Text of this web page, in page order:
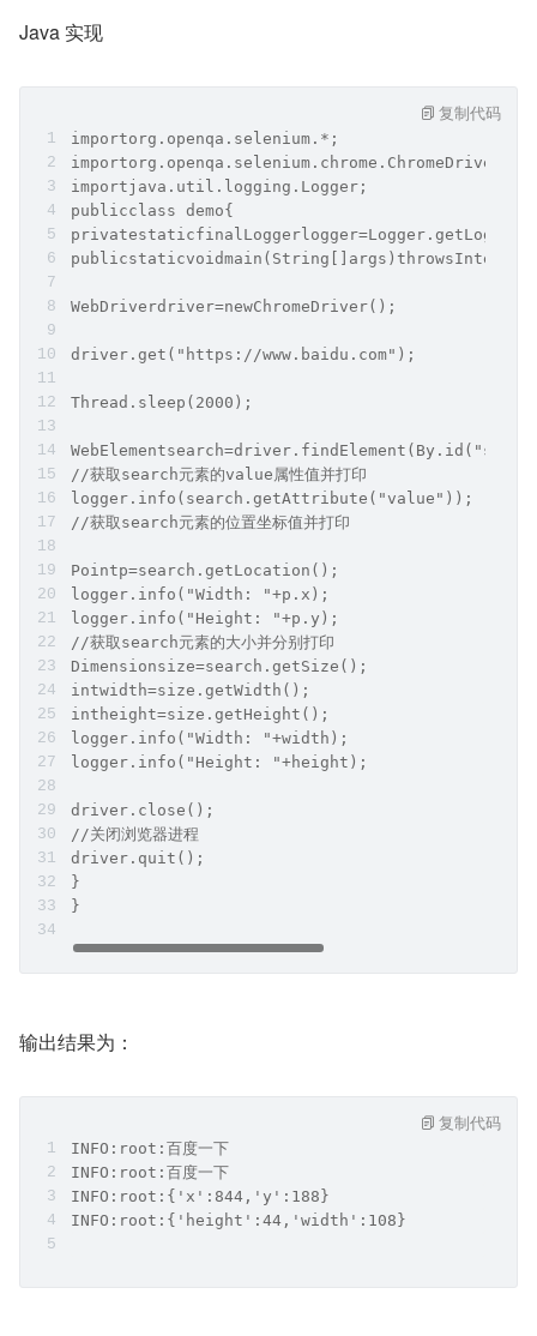
Java 实现
importorg.openqa.selenium.*;
importorg.openqa.selenium.chrome.ChromeDriver;
importjava.util.logging.Logger;
publicclass demo{
WebDriverdriver=newChromeDriver();
driver.get("https://www.baidu.com");
Thread.sleep(2000);
//获取search元素的value属性值并打印
logger.info(search.getAttribute("value"));
//获取search元素的位置坐标值并打印
Pointp=search.getLocation();
logger.info("Width: "+p.x);
logger.info("Height: "+p.y);
//获取search元素的大小并分别打印
Dimensionsize=search.getSize();
intwidth=size.getWidth();
intheight=size.getHeight();
logger.info("Width: "+width);
logger.info("Height: "+height);
driver.close();
//关闭浏览器进程
driver.quit();
}
}
复制代码
输出结果为：
INFO:root:百度一下
INFO:root:百度一下
INFO:root:{'x':844,'y':188}
INFO:root:{'height':44,'width':108}
复制代码